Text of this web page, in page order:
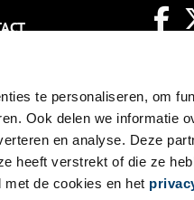
te personaliseren, om
Ook delen we informatie
en analyse. Deze
heeft verstrekt of die ze
de cookies en het